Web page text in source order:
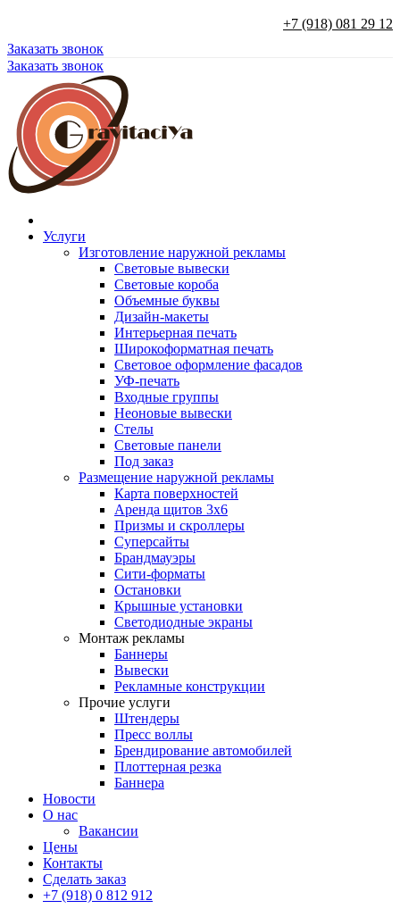
+7 (918) 081 29 12
Заказать звонок
Заказать звонок
Услуги
Изготовление наружной рекламы
Световые вывески
Световые короба
Объемные буквы
Дизайн-макеты
Интерьерная печать
Широкоформатная печать
Световое оформление фасадов
УФ-печать
Входные группы
Неоновые вывески
Стелы
Световые панели
Под заказ
Размещение наружной рекламы
Карта поверхностей
Аренда щитов 3х6
Призмы и скроллеры
Суперсайты
Брандмауэры
Сити-форматы
Остановки
Крышные установки
Светодиодные экраны
Монтаж рекламы
Баннеры
Вывески
Рекламные конструкции
Прочие услуги
Штендеры
Пресс воллы
Брендирование автомобилей
Плоттерная резка
Баннера
Новости
О нас
Вакансии
Цены
Контакты
Сделать заказ
+7 (918) 0 812 912